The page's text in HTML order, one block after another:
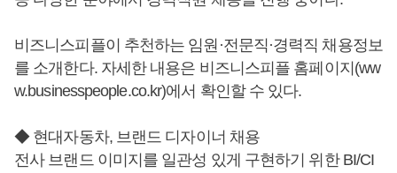
비즈니스피플이 추천하는 임원·전문직·경력직 채용정보
를 소개한다. 자세한 내용은 비즈니스피플 홈페이지(ww
w.businesspeople.co.kr)에서 확인할 수 있다.
◆ 현대자동차, 브랜드 디자이너 채용
전사 브랜드 이미지를 일관성 있게 구현하기 위한 BI/CI